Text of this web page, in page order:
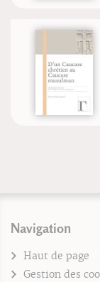
Navigation
Haut de page
Gestion des